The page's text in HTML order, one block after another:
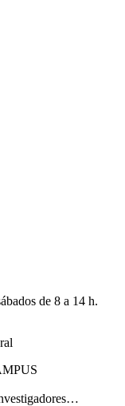
de 8 a 14 h.